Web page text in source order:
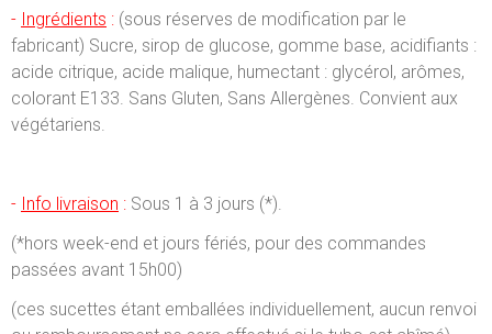
- Ingrédients : (sous réserves de modification par le
fabricant) Sucre, sirop de glucose, gomme base, acidifiants :
acide citrique, acide malique, humectant : glycérol, arômes,
colorant E133. Sans Gluten, Sans Allergènes. Convient aux
végétariens.
- Info livraison : Sous 1 à 3 jours (*).
(*hors week-end et jours fériés, pour des commandes
passées avant 15h00)
(ces sucettes étant emballées individuellement, aucun renvoi